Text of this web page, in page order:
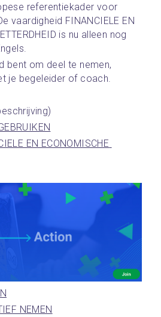
referentiekader voor
vaardigheid FINANCIELE EN
is nu alleen nog
bent om deel te nemen,
je begeleider of coach.
EN ECONOMISCHE
NEMEN